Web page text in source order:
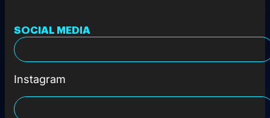
SOCIAL MEDIA
Instagram